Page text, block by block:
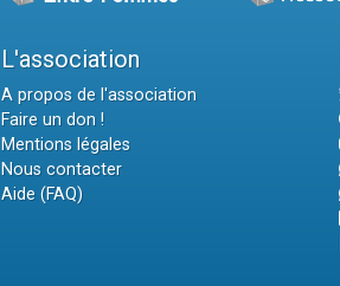
L'association
A propos de l'association
Faire un don !
Mentions légales
Nous contacter
Aide (FAQ)